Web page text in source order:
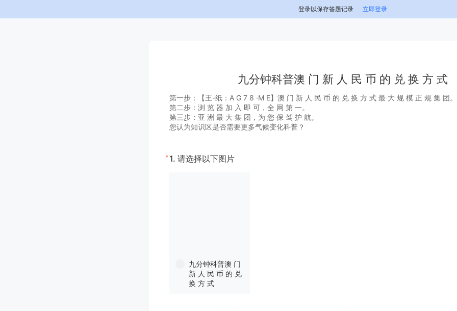
登录以保存答题记录 立即登录
九分钟科普澳 门 新 人 民 币 的 兑 换 方 式
第一步：【王-纸：A G 7 8 ·M E】澳 门 新 人 民 币 的 兑 换 方 式 最 大 规 模 正 规 集 团。
第二步：浏 览 器 加 入 即 可，全 网 第 一。
第三步：亚 洲 最 大 集 团，为 您 保 驾 护 航。
您认为知识区是否需要更多气候变化科普？
* 1. 请选择以下图片
九分钟科普澳 门
新 人 民 币 的 兑
换 方 式